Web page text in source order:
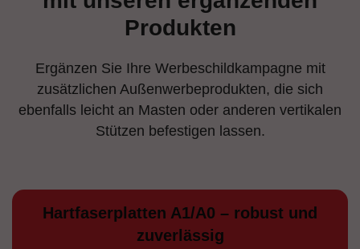
Produkten
Ergänzen Sie Ihre Werbeschildkampagne mit
zusätzlichen Außenwerbeprodukten, die sich
ebenfalls leicht an Masten oder anderen vertikalen
Stützen befestigen lassen.
Hartfaserplatten A1/A0 – robust und
zuverlässig